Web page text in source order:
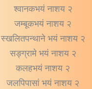
श्वानकभयं नाशय २
जम्बूकभयं नाशय २
स्खलितपन्थाने भयं नाशय २
सङ्ग्रामे भयं नाशय २
कलहभयं नाशय २
जलपिपासां भयं नाशय २